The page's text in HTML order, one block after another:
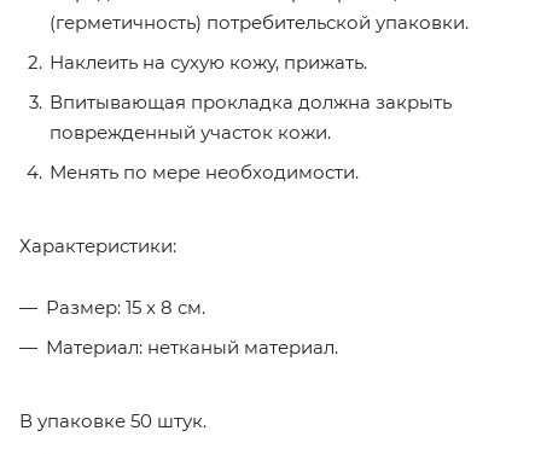
(герметичность) потребительской упаковки.
Наклеить на сухую кожу, прижать.
Впитывающая прокладка должна закрыть
поврежденный участок кожи.
Менять по мере необходимости.
Характеристики:
Размер: 15 х 8 см.
Материал: нетканый материал.
В упаковке 50 штук.